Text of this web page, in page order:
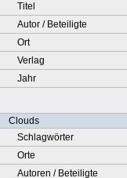
Titel
Autor / Beteiligte
Ort
Verlag
Jahr
Clouds
Schlagwörter
Orte
Autoren / Beteiligte